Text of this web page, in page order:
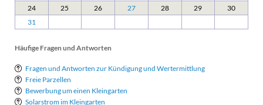
24
25 26 27 28 29
30
31
Häufige Fragen und Antworten
Fragen und Antworten zur Kündigung und Wertermittlung
Freie Parzellen
Bewerbung um einen Kleingarten
Solarstrom im Kleingarten